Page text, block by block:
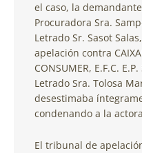
el caso, la
Procuradora Sra.
Letrado Sr. Sasot
apelación contra
CONSUMER, E.F.C.
Letrado Sra. Tolosa
desestimaba
condenando a la
El tribunal de